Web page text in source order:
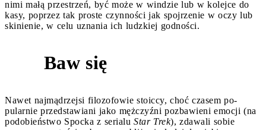
nimi małą przestrzeń, być może w windzie lub w kolejce do
kasy, poprzez tak proste czynności jak spojrzenie w oczy lub
skinienie, w celu uznania ich ludzkiej godności.
Baw się
Nawet najmądrzejsi filozofowie stoiccy, choć czasem po­
pularnie przedstawiani jako mężczyźni pozbawieni emocji (na
podobieństwo Spocka z serialu Star Trek), zdawali sobie